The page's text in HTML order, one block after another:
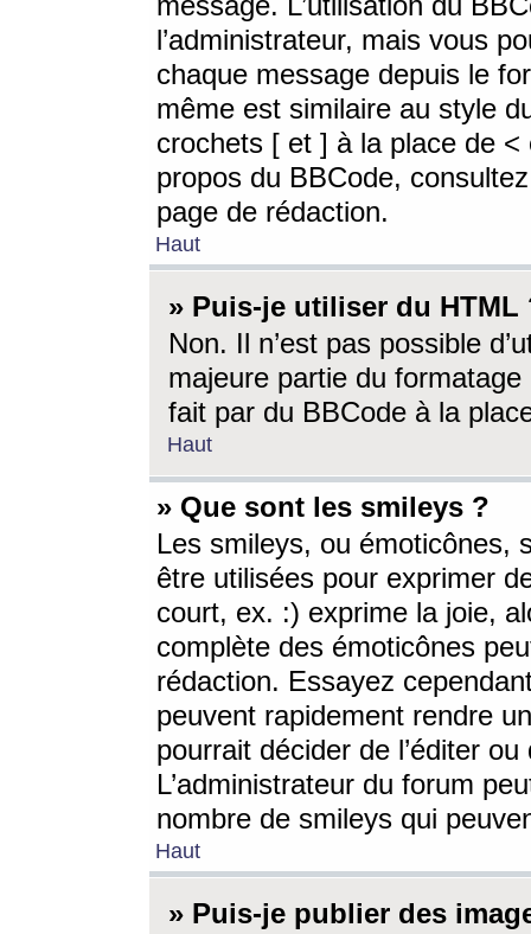
l’administrateur, mais vous
chaque message depuis le
même est similaire au style
crochets [ et ] à la place de <
propos du BBCode,
page de rédaction.
Haut
» Puis-je utiliser du HTML
Non. Il n’est pas possible
majeure partie du
fait par du BBCode à la
Haut
» Que sont les smileys ?
Les smileys, ou émoticônes,
être utilisées pour exprimer
court, ex. :) exprime la joie,
complète des émoticônes
rédaction. Essayez
peuvent rapidement rendre
pourrait décider de l’éditer
L’administrateur du forum
nombre de smileys qui
Haut
» Puis-je publier des